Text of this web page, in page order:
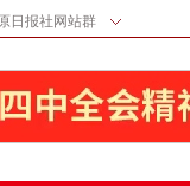
日报社网站群